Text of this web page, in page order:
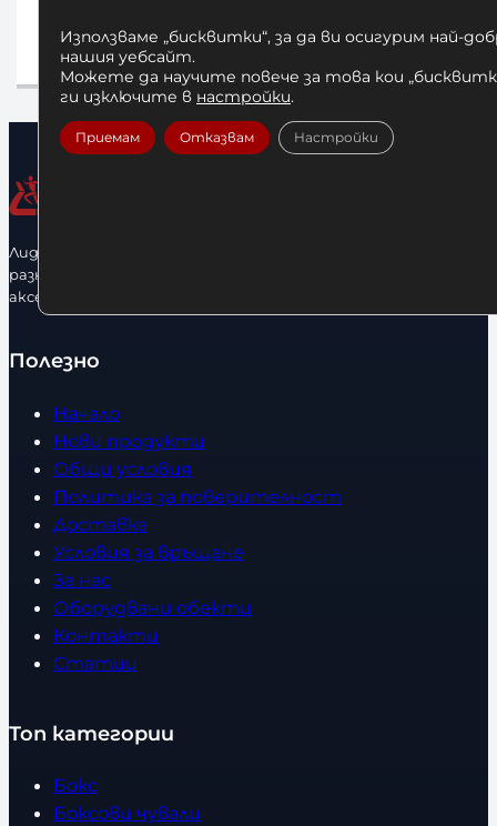
25,00€/ 48,90 лв.
Добавяне в количката
Лидерфитнес е водещ вносител и представител на голямо
разнообразие от бойна екипировка, фитнес уреди и
аксесоари.
Полезно
Начало
Нови продукти
Общи условия
Политика за поверителност
Доставка
Условия за връщане
За нас
Оборудвани обекти
Контакти
Статии
Топ категории
Бокс
Боксови чували
Използваме „бисквитки“, за да ви осигурим най-
нашия уебсайт.
Можете да научите повече за това кои
ги изключите в настройки.
Приемам Отказвам Настройки